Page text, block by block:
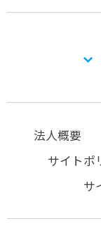
法人概要
サイトポ
サ